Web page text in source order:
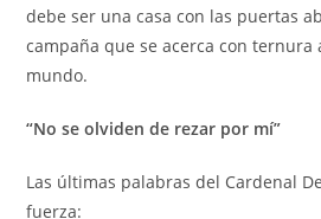
debe ser una casa con las puertas
campaña que se acerca con ternura
mundo.
“No se olviden de rezar por mí”
Las últimas palabras del Cardenal
fuerza: